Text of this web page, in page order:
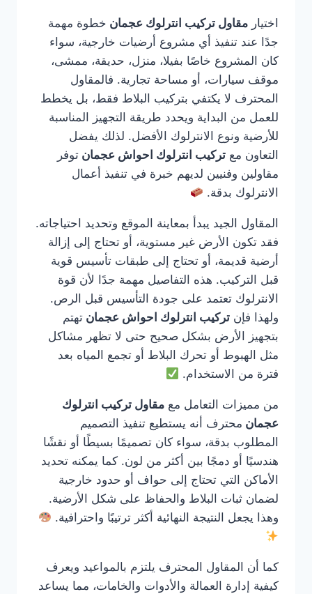
اختيار مقاول تركيب انترلوك عجمان خطوة مهمة
جدًا عند تنفيذ أي مشروع أرضيات خارجية، سواء
كان المشروع خاصًا بفيلا، منزل، حديقة، ممشى،
موقف سيارات، أو مساحة تجارية. فالمقاول
المحترف لا يكتفي بتركيب البلاط فقط، بل يخطط
للعمل من البداية ويحدد طريقة التجهيز المناسبة
للأرضية ونوع الانترلوك الأفضل. لذلك يفضل
التعاون مع تركيب انترلوك احواش عجمان توفر
مقاولين وفنيين لديهم خبرة في تنفيذ أعمال
الانترلوك بدقة.
المقاول الجيد يبدأ بمعاينة الموقع وتحديد احتياجاته.
فقد تكون الأرض غير مستوية، أو تحتاج إلى إزالة
أرضية قديمة، أو تحتاج إلى طبقات تأسيس قوية
قبل التركيب. هذه التفاصيل مهمة جدًا لأن قوة
الانترلوك تعتمد على جودة التأسيس قبل الرص.
ولهذا فإن تركيب انترلوك احواش عجمان تهتم
بتجهيز الأرض بشكل صحيح حتى لا تظهر مشاكل
مثل الهبوط أو تحرك البلاط أو تجمع المياه بعد
فترة من الاستخدام.
من مميزات التعامل مع مقاول تركيب انترلوك
عجمان محترف أنه يستطيع تنفيذ التصميم
المطلوب بدقة، سواء كان تصميمًا بسيطًا أو نقشًا
هندسيًا أو دمجًا بين أكثر من لون. كما يمكنه تحديد
الأماكن التي تحتاج إلى حواف أو حدود خارجية
لضمان ثبات البلاط والحفاظ على شكل الأرضية.
وهذا يجعل النتيجة النهائية أكثر ترتيبًا واحترافية.
كما أن المقاول المحترف يلتزم بالمواعيد ويعرف
كيفية إدارة العمالة والأدوات والخامات، مما يساعد